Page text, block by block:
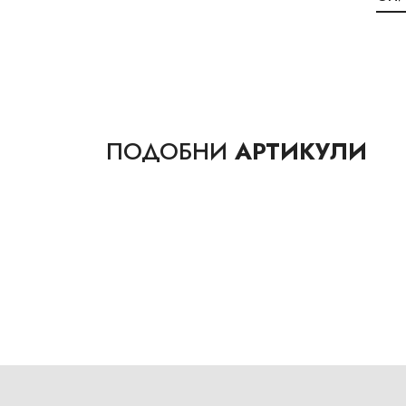
ПОДОБНИ АРТИКУЛИ